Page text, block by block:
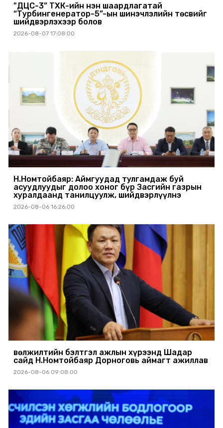
"ДЦС-3” ТӨХК-ийн нэн шаардлагатай
“Турбингенератор-5”-ын шинэчлэлийн төсвийг
шийдвэрлэхээр болов
2026-08-07 17:08:00
Н.Номтойбаяр: Аймгуудад тулгамдаж буй
асуудлуудыг долоо хоног бүр Засгийн газрын
хуралдаанд танилцуулж, шийдвэрлүүлнэ
2026-08-06 16:26:00
Өвөлжилтийн бэлтгэл ажлын хүрээнд Шадар
сайд Н.Номтойбаяр Дорноговь аймагт ажиллав
2026-08-06 09:08:00